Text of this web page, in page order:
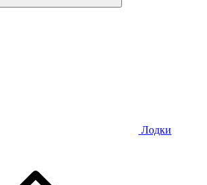
Лодки